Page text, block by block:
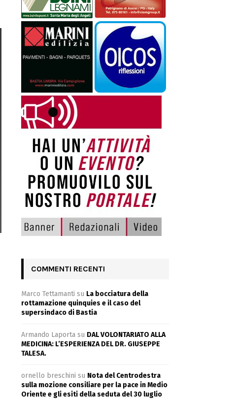
COMMENTI RECENTI
Marco Tettamanti su La bocciatura della
rottamazione quinquies e il caso del
supersindaco di Bastia
Armando Laporta su DAL VOLONTARIATO ALLA
MEDICINA: L’ESPERIENZA DEL DR. GIUSEPPE
TALESA.
ornello breschini su Nota del Centrodestra
sulla mozione consiliare per la pace in Medio
Oriente e gli esiti della seduta del 30 luglio